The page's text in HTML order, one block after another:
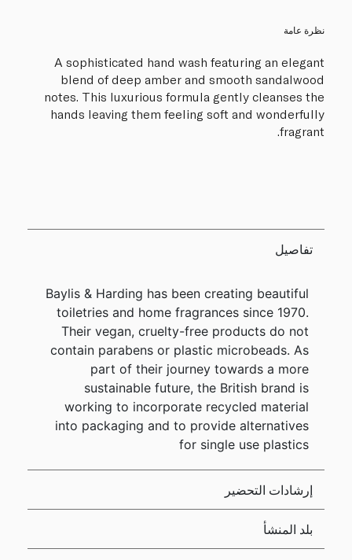
نظرة عامة
A sophisticated hand wash featuring an elegant
blend of deep amber and smooth sandalwood
notes. This luxurious formula gently cleanses the
hands leaving them feeling soft and wonderfully
fragrant.
تفاصيل
Baylis & Harding has been creating beautiful
toiletries and home fragrances since 1970.
Their vegan, cruelty-free products do not
contain parabens or plastic microbeads. As
part of their journey towards a more
sustainable future, the British brand is
working to incorporate recycled material
into packaging and to provide alternatives
for single use plastics
إرشادات التحضير
بلد المنشأ